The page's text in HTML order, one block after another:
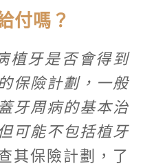
付嗎？
植牙是否會得到
保險計劃，一般
牙周病的基本治
可能不包括植牙
其保險計劃，了